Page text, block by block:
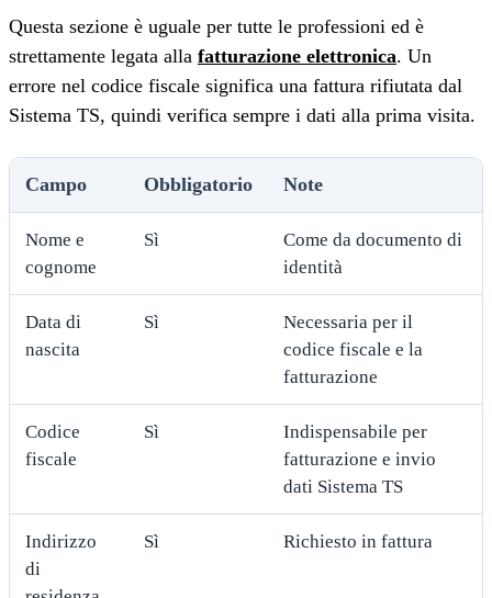
Questa sezione è uguale per tutte le professioni ed è
strettamente legata alla fatturazione elettronica. Un
errore nel codice fiscale significa una fattura rifiutata dal
Sistema TS, quindi verifica sempre i dati alla prima visita.
Campo Obbligatorio Note
Nome e
cognome
Sì
Come da documento di
identità
Data di
nascita
Sì
Necessaria per il
codice fiscale e la
fatturazione
Codice
fiscale
Sì
Indispensabile per
fatturazione e invio
dati Sistema TS
Indirizzo
di
Sì Richiesto in fattura